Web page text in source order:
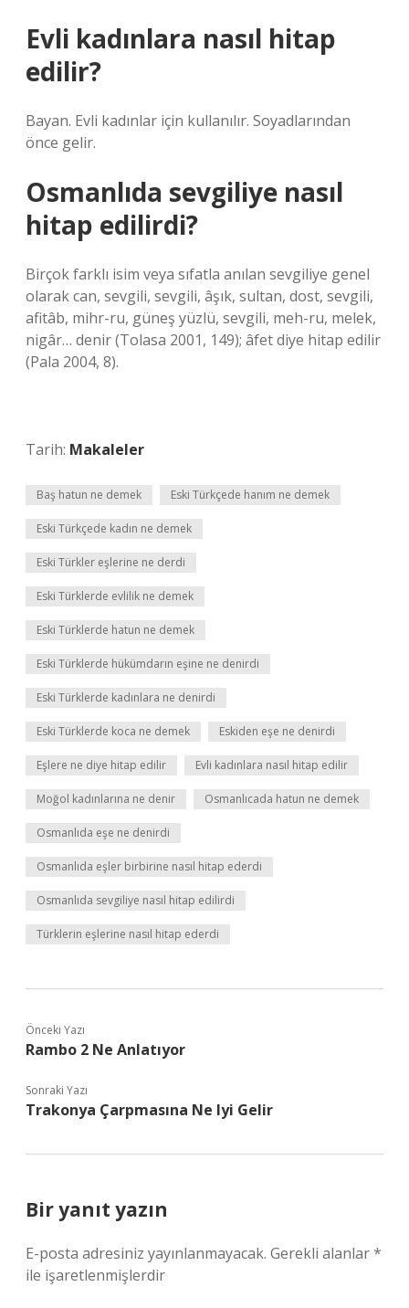
Evli kadınlara nasıl hitap
edilir?
Bayan. Evli kadınlar için kullanılır. Soyadlarından
önce gelir.
Osmanlıda sevgiliye nasıl
hitap edilirdi?
Birçok farklı isim veya sıfatla anılan sevgiliye genel
olarak can, sevgili, sevgili, âşık, sultan, dost, sevgili,
afitâb, mihr-ru, güneş yüzlü, sevgili, meh-ru, melek,
nigâr… denir (Tolasa 2001, 149); âfet diye hitap edilir
(Pala 2004, 8).
Tarih: Makaleler
Baş hatun ne demek Eski Türkçede hanım ne demek
Eski Türkçede kadın ne demek
Eski Türkler eşlerine ne derdi
Eski Türklerde evlilik ne demek
Eski Türklerde hatun ne demek
Eski Türklerde hükümdarın eşine ne denirdi
Eski Türklerde kadınlara ne denirdi
Eski Türklerde koca ne demek Eskiden eşe ne denirdi
Eşlere ne diye hitap edilir Evli kadınlara nasıl hitap edilir
Moğol kadınlarına ne denir Osmanlıcada hatun ne demek
Osmanlıda eşe ne denirdi
Osmanlıda eşler birbirine nasıl hitap ederdi
Osmanlıda sevgiliye nasıl hitap edilirdi
Türklerin eşlerine nasıl hitap ederdi
Önceki Yazı
Rambo 2 Ne Anlatıyor
Sonraki Yazı
Trakonya Çarpmasına Ne Iyi Gelir
Bir yanıt yazın
E-posta adresiniz yayınlanmayacak. Gerekli alanlar*
ile işaretlenmişlerdir